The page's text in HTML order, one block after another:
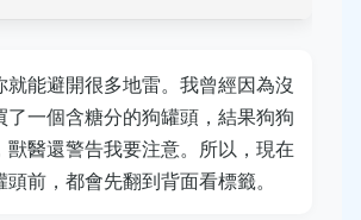
就能避開很多地雷。我曾經因為沒
了一個含糖分的狗罐頭，結果狗狗
獸醫還警告我要注意。所以，現在
前，都會先翻到背面看標籤。